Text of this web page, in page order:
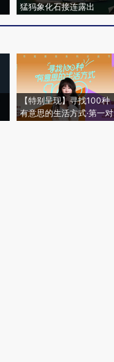
猛犸象化石接连露出
【特别呈现】寻找100种
有意思的生活方式·第一对